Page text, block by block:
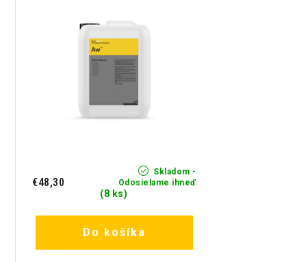
Skladom -
Odosielame ihneď
(8 ks)
€48,30
Do košíka